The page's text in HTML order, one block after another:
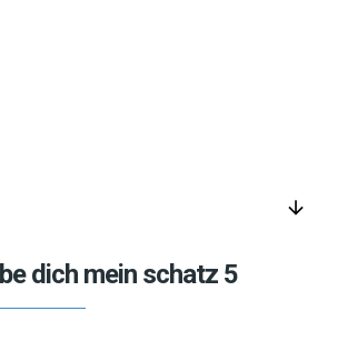
arrow_downward
dich mein schatz 5